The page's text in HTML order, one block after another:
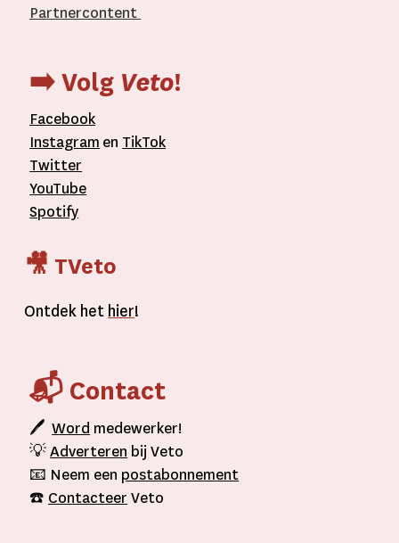
Partnercontent
➡️ Volg Veto!
Facebook
Instagram en TikTok
Twitter
YouTube
Spotify
🎥 TVeto
Ontdek het hier!
📬 Contact
🖊Word medewerker!
💡Adverteren bij Veto
📧 Neem een postabonnement
☎️ Contacteer Veto